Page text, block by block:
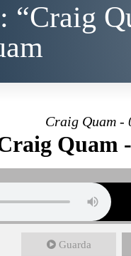
“Craig
Craig Quam -
Quam
Guarda